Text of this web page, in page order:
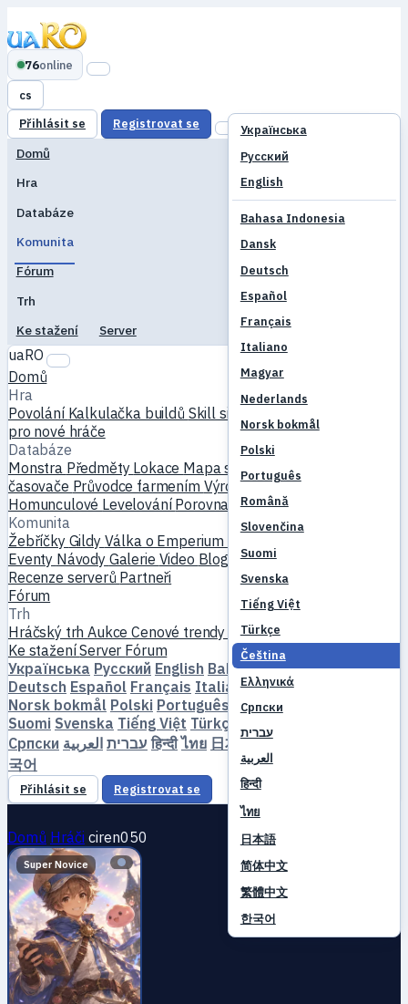
76online
cs
Українська
Русский
English
Bahasa Indonesia
Dansk
Deutsch
Español
Français
Italiano
Magyar
Nederlands
Norsk bokmål
Polski
Português
Română
Slovenčina
Suomi
Svenska
Tiếng Việt
Türkçe
Čeština
Ελληνικά
Српски
עברית
العربية
हिन्दी
ไทย
日本語
简体中文
繁體中文
한국어
Přihlásit se Registrovat se
Domů
Hra
Databáze
Komunita
Fórum
Trh
Ke stažení
Server
uaRO
Domů
Hra
Povolání Kalkulačka buildů Skill simulátor
pro nové hráče
Databáze
Monstra Předměty Lokace Mapa světaDatabáze skillů
časovače Průvodce farmením Výroba a kování
Homunculové Levelování Porovnat Mechaniky
Komunita
Žebříčky Gildy Válka o Emperium
Eventy Návody Galerie Video Blogy Kluby
Recenze serverů Partneři
Fórum
Trh
Hráčský trhAukceCenové trendy
Ekonomika
Ke staženíServer Fórum
Українська Русский English Bahasa Indonesia Dansk
Deutsch Español Français Italiano Magyar
Norsk bokmål Polski Português Română
Suomi Svenska Tiếng Việt Türkçe
Српски
עברית العربية हिन्दी ไทย 日本語 简体中文
국어
Přihlásit se Registrovat se
Domů Hráči ciren050
Super Novice